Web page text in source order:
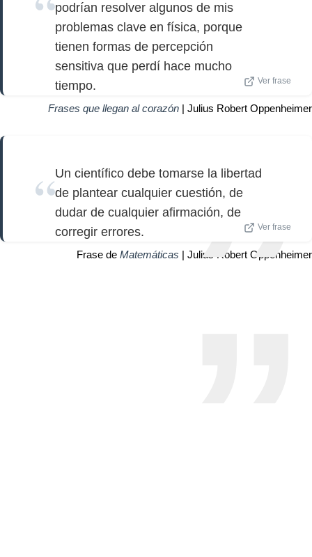
podrían resolver algunos de mis
problemas clave en física, porque
tienen formas de percepción
sensitiva que perdí hace mucho
tiempo.
Ver frase
Frases que llegan al corazón | Julius Robert Oppenheimer
Un científico debe tomarse la libertad
de plantear cualquier cuestión, de
dudar de cualquier afirmación, de
corregir errores.
Ver frase
Frase de Matemáticas | Julius Robert Oppenheimer